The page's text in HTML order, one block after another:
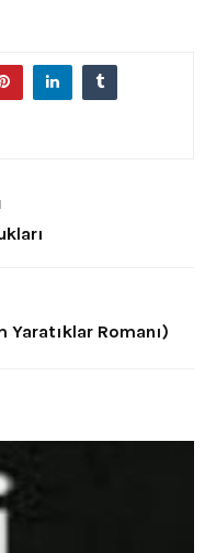
Yaratıklar Romanı)